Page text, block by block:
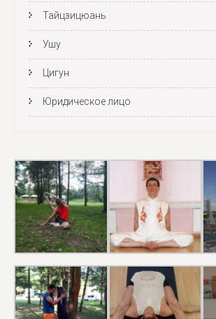
Тайцзицюань
Ушу
Цигун
Юридическое лицо